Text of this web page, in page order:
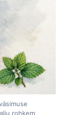
rohkem